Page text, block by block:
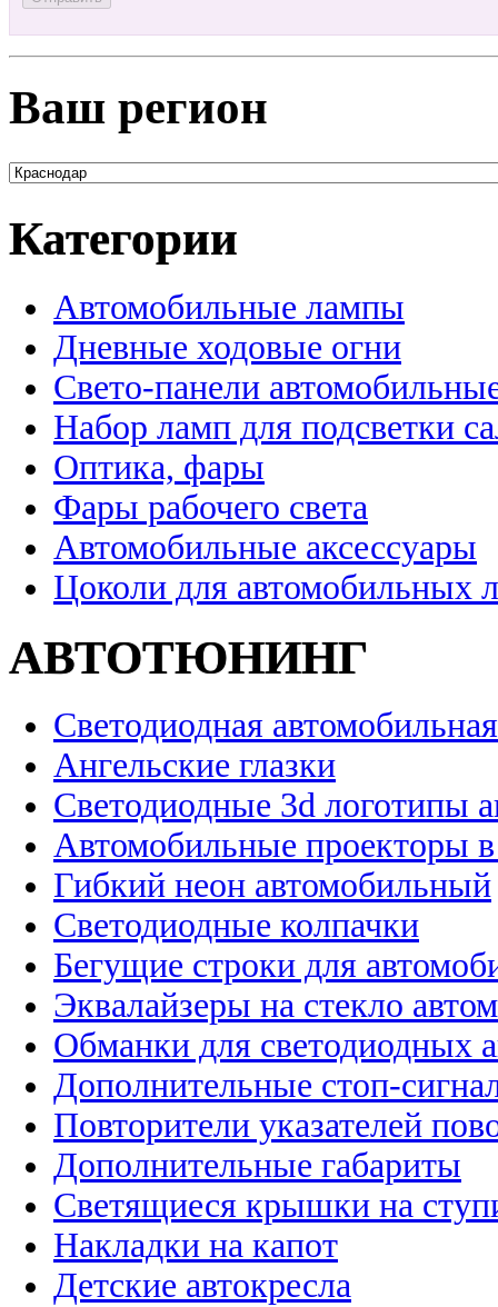
Ваш регион
Категории
Автомобильные лампы
Дневные ходовые огни
Свето-панели
Набор ламп для подсветки
Оптика, фары
Фары рабочего света
Автомобильные аксессуары
Цоколи для автомобильных
АВТОТЮНИНГ
Светодиодная
Ангельские глазки
Светодиодные 3d логотипы
Автомобильные проекторы
Гибкий неон автомобильный
Светодиодные колпачки
Бегущие строки для
Эквалайзеры на стекло
Обманки для светодиодных
Дополнительные стоп-
Повторители указателей
Дополнительные габариты
Светящиеся крышки на
Накладки на капот
Детские автокресла